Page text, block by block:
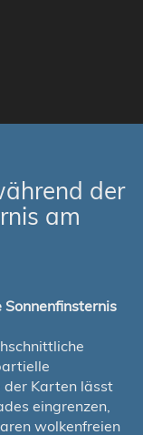
der
am
der Karten lässt
eingrenzen,
wolkenfreien